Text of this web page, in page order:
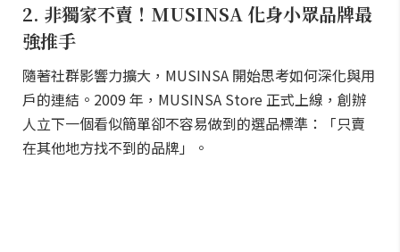
2. 非獨家不賣！MUSINSA 化身小眾品牌最
強推手
隨著社群影響力擴大，MUSINSA 開始思考如何深化與用
戶的連結。2009 年，MUSINSA Store 正式上線，創辦
人立下一個看似簡單卻不容易做到的選品標準：「只賣
在其他地方找不到的品牌」。